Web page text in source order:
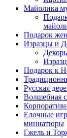
Майолика
Подарок
Изразцы и
Подарок к
Русская
Волшебная
Елочные
миниатюры
Гжель и